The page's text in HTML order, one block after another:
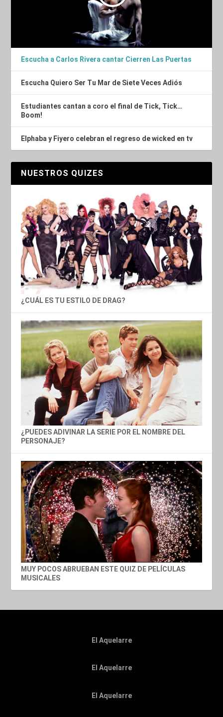
Escucha a Carlos Rivera cantar Cierren Las Puertas
Escucha Quiero Ser Tu Mar de Siete Veces Adiós
Estudiantes cantan a coro el final de Tick, Tick…
Boom!
Elphaba y Fiyero celebran el regreso de wicked en tv
NUESTROS QUIZES
¿CUÁL ES TU ESTILO DE DRAG?
¿PUEDES ADIVINAR LA SERIE POR EL NOMBRE DEL
PERSONAJE?
MUY POCOS ABRUEBAN ESTE QUIZ DE PELÍCULAS
MUSICALES
El Aquelarre
El Aquelarre
El Aquelarre